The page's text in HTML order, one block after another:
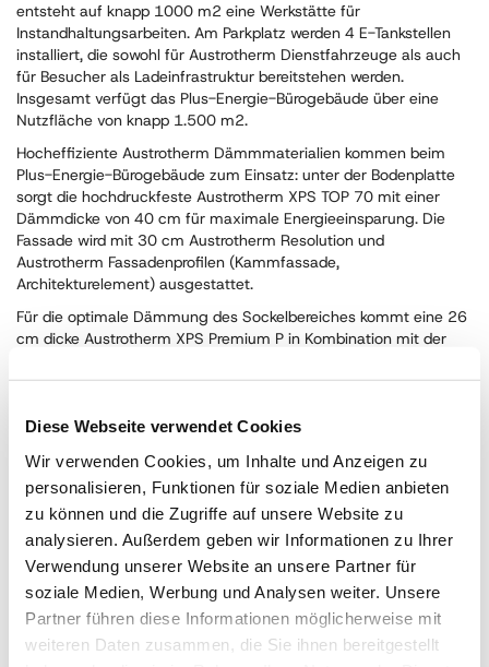
Diese Webseite verwendet Cookies
Wir verwenden Cookies, um Inhalte und Anzeigen zu
personalisieren, Funktionen für soziale Medien anbieten
zu können und die Zugriffe auf unsere Website zu
analysieren. Außerdem geben wir Informationen zu Ihrer
Verwendung unserer Website an unsere Partner für
soziale Medien, Werbung und Analysen weiter. Unsere
Partner führen diese Informationen möglicherweise mit
weiteren Daten zusammen, die Sie ihnen bereitgestellt
entsteht auf knapp 1000 m2 eine Werkstätte für
Instandhaltungsarbeiten. Am Parkplatz werden 4 E-Tankstellen
installiert, die sowohl für Austrotherm Dienstfahrzeuge als auch
für Besucher als Ladeinfrastruktur bereitstehen werden.
Insgesamt verfügt das Plus-Energie-Bürogebäude über eine
Nutzfläche von knapp 1.500 m2.
Hocheffiziente Austrotherm Dämmmaterialien kommen beim
Plus-Energie-Bürogebäude zum Einsatz: unter der Bodenplatte
sorgt die hochdruckfeste Austrotherm XPS TOP 70 mit einer
Dämmdicke von 40 cm für maximale Energieeinsparung. Die
Fassade wird mit 30 cm Austrotherm Resolution und
Austrotherm Fassadenprofilen (Kammfassade,
Architekturelement) ausgestattet.
Für die optimale Dämmung des Sockelbereiches kommt eine 26
cm dicke Austrotherm XPS Premium P in Kombination mit der
mit dem Austrotherm Gefälledach Premium (44 cm Austrotherm
Gefälledach-PLUS) eine innovative Lösung zur Anwendung.
Ebenfalls eingesetzt wird das Austrotherm Attikaelement. Dies ist
eine neue kostengünstige Alternative zur herkömmlichen Attika-
Bauweise. Wo bisher teure Betonschalungen und zusätzliche
Dämmelemente notwendig waren, kann nun das neue,
wärmedämmende All-in- One-Fertigteilelement eingesetzt und
dadurch sowohl Zeit als auch Kosten gespart werden.
Im Werk Pinkafeld werden außerdem Digitalisierungs- und
Automatisierungs-Projekte umgesetzt, um innerbetriebliche
Prozesse effizienter und schneller zu gestalten. So zum Beispiel